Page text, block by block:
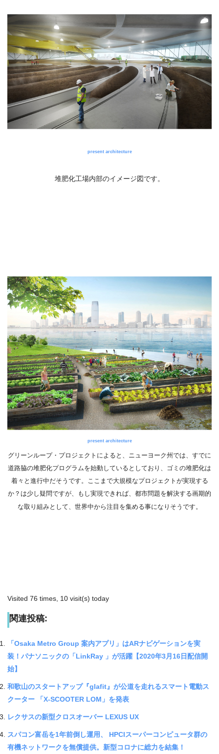
present architecture
堆肥化工場内部のイメージ図です。
present architecture
グリーンループ・プロジェクトによると、ニューヨーク州では、すでに
道路脇の堆肥化プログラムを始動しているとしており、ゴミの堆肥化は
着々と進行中だそうです。ここまで大規模なプロジェクトが実現する
か？は少し疑問ですが、もし実現できれば、都市問題を解決する画期的
な取り組みとして、世界中から注目を集める事になりそうです。
Visited 76 times, 10 visit(s) today
関連投稿:
「Osaka Metro Group 案内アプリ」はARナビゲーションを実
装！パナソニックの「LinkRay 」が活躍【2020年3月16日配信開
始】
和歌山のスタートアップ『glafit』が公道を走れるスマート電動ス
クーター 「X-SCOOTER LOM」を発表
レクサスの新型クロスオーバー LEXUS UX
スパコン富岳を1年前倒し運用、 HPCIスーパーコンピュータ群の
有機ネットワークを無償提供。新型コロナに総力を結集！